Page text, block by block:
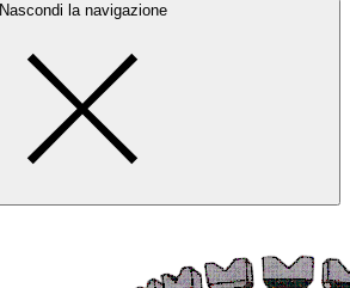
Nascondi la navigazione